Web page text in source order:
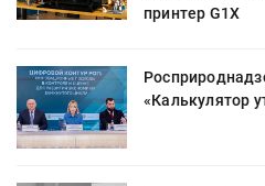
принтер G1X
«Калькулятор